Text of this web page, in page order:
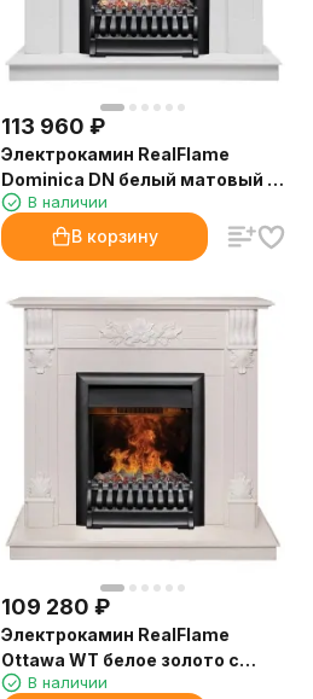
113 960 ₽
Электрокамин RealFlame
Dominica DN белый матовый с
очагом 3D Oregan
В наличии
В корзину
109 280 ₽
Электрокамин RealFlame
Ottawa WT белое золото с
очагом 3D Oregan
В наличии